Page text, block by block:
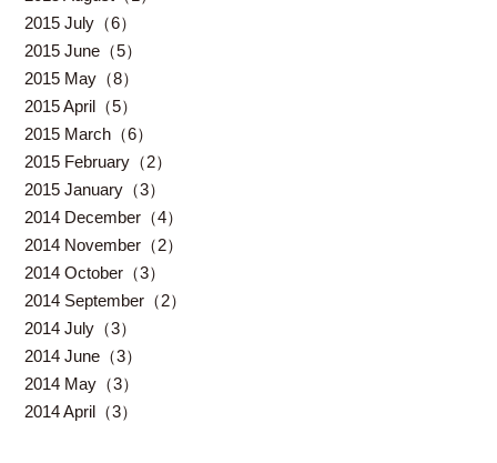
2015 July（6）
2015 June（5）
2015 May（8）
2015 April（5）
2015 March（6）
2015 February（2）
2015 January（3）
2014 December（4）
2014 November（2）
2014 October（3）
2014 September（2）
2014 July（3）
2014 June（3）
2014 May（3）
2014 April（3）